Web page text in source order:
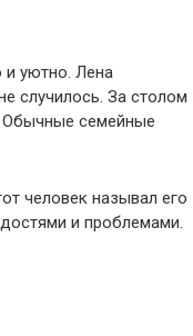
и уютно. Лена
случилось. За столом
Обычные семейные
человек называл его
и проблемами.